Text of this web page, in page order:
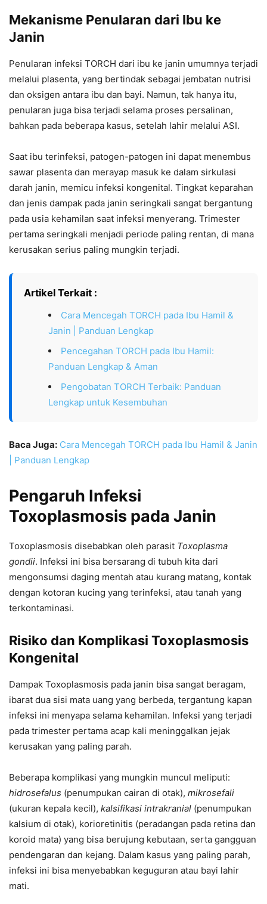
Mekanisme Penularan dari Ibu ke
Janin
Penularan infeksi TORCH dari ibu ke janin umumnya terjadi
melalui plasenta, yang bertindak sebagai jembatan nutrisi
dan oksigen antara ibu dan bayi. Namun, tak hanya itu,
penularan juga bisa terjadi selama proses persalinan,
bahkan pada beberapa kasus, setelah lahir melalui ASI.
Saat ibu terinfeksi, patogen-patogen ini dapat menembus
sawar plasenta dan merayap masuk ke dalam sirkulasi
darah janin, memicu infeksi kongenital. Tingkat keparahan
dan jenis dampak pada janin seringkali sangat bergantung
pada usia kehamilan saat infeksi menyerang. Trimester
pertama seringkali menjadi periode paling rentan, di mana
kerusakan serius paling mungkin terjadi.
Artikel Terkait :
Cara Mencegah TORCH pada Ibu Hamil &
Janin | Panduan Lengkap
Pencegahan TORCH pada Ibu Hamil:
Panduan Lengkap & Aman
Pengobatan TORCH Terbaik: Panduan
Lengkap untuk Kesembuhan
Baca Juga: Cara Mencegah TORCH pada Ibu Hamil & Janin
| Panduan Lengkap
Pengaruh Infeksi
Toxoplasmosis pada Janin
Toxoplasmosis disebabkan oleh parasit Toxoplasma
gondii. Infeksi ini bisa bersarang di tubuh kita dari
mengonsumsi daging mentah atau kurang matang, kontak
dengan kotoran kucing yang terinfeksi, atau tanah yang
terkontaminasi.
Risiko dan Komplikasi Toxoplasmosis
Kongenital
Dampak Toxoplasmosis pada janin bisa sangat beragam,
ibarat dua sisi mata uang yang berbeda, tergantung kapan
infeksi ini menyapa selama kehamilan. Infeksi yang terjadi
pada trimester pertama acap kali meninggalkan jejak
kerusakan yang paling parah.
Beberapa komplikasi yang mungkin muncul meliputi:
hidrosefalus (penumpukan cairan di otak), mikrosefali
(ukuran kepala kecil), kalsifikasi intrakranial (penumpukan
kalsium di otak), korioretinitis (peradangan pada retina dan
koroid mata) yang bisa berujung kebutaan, serta gangguan
pendengaran dan kejang. Dalam kasus yang paling parah,
infeksi ini bisa menyebabkan keguguran atau bayi lahir
mati.